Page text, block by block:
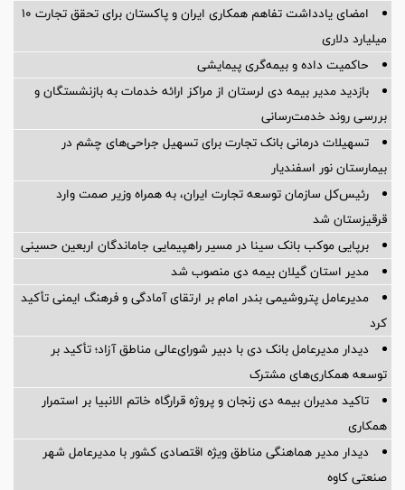
امضای یادداشت تفاهم همکاری ایران و پاکستان برای تحقق تجارت ۱۰
میلیارد دلاری
حاکمیت داده و بیمه‌گری پیمایشی
بازدید مدیر بیمه دی لرستان از مراکز ارائه خدمات به بازنشستگان و
بررسی روند خدمت‌رسانی
تسهیلات درمانی بانک تجارت برای تسهیل جراحی‌های چشم در
بیمارستان نور اسفندیار
رئیس‌کل سازمان توسعه تجارت ایران، به همراه وزیر صمت وارد
قرقیزستان شد
برپایی موکب بانک سینا در مسیر راهپیمایی جاماندگان اربعین حسینی
مدیر استان گیلان بیمه دی منصوب شد
مدیرعامل پتروشیمی بندر امام بر ارتقای آمادگی و فرهنگ ایمنی تأکید
کرد
دیدار مدیرعامل بانک دی با دبیر شورای‌عالی مناطق آزاد؛ تأکید بر
توسعه همکاری‌های مشترک
تاکید مدیران بیمه دی زنجان و پروژه قرارگاه خاتم الانبیا بر استمرار
همکاری
دیدار مدیر هماهنگی مناطق ویژه اقتصادی کشور با مدیرعامل شهر
صنعتی کاوه